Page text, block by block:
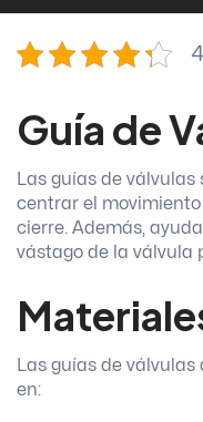
Guía de
Las guías de
centrar el
cierre. Además,
vástago de la válvula
Las guías de
en: